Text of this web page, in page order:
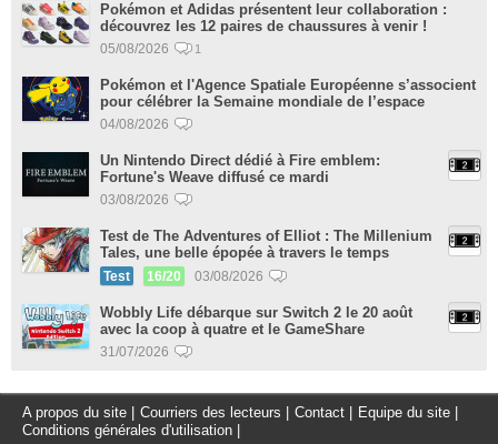
Pokémon et Adidas présentent leur collaboration :
découvrez les 12 paires de chaussures à venir !
05/08/2026 1
Pokémon et l'Agence Spatiale Européenne s’associent
pour célébrer la Semaine mondiale de l’espace
04/08/2026
Un Nintendo Direct dédié à Fire emblem:
Fortune's Weave diffusé ce mardi
03/08/2026
Test de The Adventures of Elliot : The Millenium
Tales, une belle épopée à travers le temps
Test 16/20 03/08/2026
Wobbly Life débarque sur Switch 2 le 20 août
avec la coop à quatre et le GameShare
31/07/2026
A propos du site Courriers des lecteurs Contact Equipe du site
Conditions générales d'utilisation